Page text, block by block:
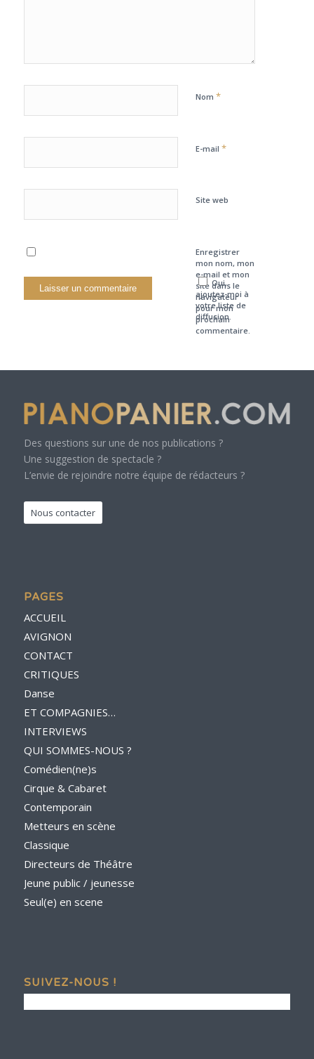
Nom *
E-mail *
Site web
Enregistrer
mon nom, mon
e-mail et mon
site dans le
navigateur
pour mon
prochain
commentaire.
Oui,
ajoutez-moi à
votre liste de
diffusion.
Des questions sur une de nos publications ?
Une suggestion de spectacle ?
L’envie de rejoindre notre équipe de rédacteurs ?
Nous contacter
PAGES
ACCUEIL
AVIGNON
CONTACT
CRITIQUES
Danse
ET COMPAGNIES…
INTERVIEWS
QUI SOMMES-NOUS ?
Comédien(ne)s
Cirque & Cabaret
Contemporain
Metteurs en scène
Classique
Directeurs de Théâtre
Jeune public / jeunesse
Seul(e) en scene
SUIVEZ-NOUS !